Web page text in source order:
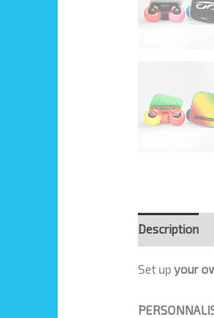
Description
Set upyour